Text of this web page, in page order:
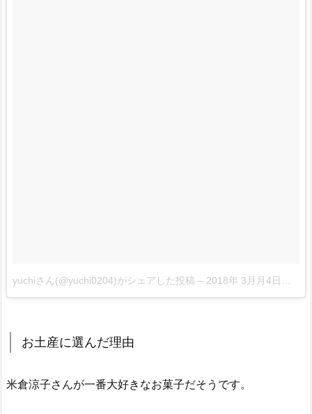
yuchiさん(@yuchi0204)がシェアした投稿 – 2018年 3月月4日午前6時08分PST
お土産に選んだ理由
米倉涼子さんが一番大好きなお菓子だそうです。